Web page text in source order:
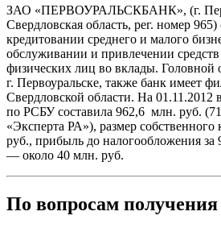
ЗАО «ПЕРВОУРАЛЬСКБАНК», (г.
Свердловская область, рег. номер
кредитовании среднего и малого
обслуживании и привлечении
физических лиц во вклады. Головной
г. Первоуральске, также банк имеет
Свердловской области. На 01.11.2012
по РСБУ составила 962,6 млн. руб.
«Эксперта РА»), размер
руб., прибыль до налогообложения за
— около 40 млн. руб.
По вопросам получения